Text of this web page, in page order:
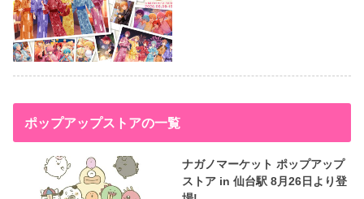
ポップアップストアの一覧
ナガノマーケット ポップアップ
ストア in 仙台駅 8月26日より登